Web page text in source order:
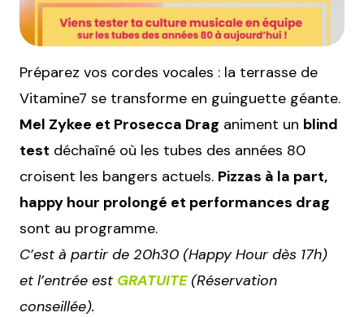
Préparez vos cordes vocales : la terrasse de
Vitamine7 se transforme en guinguette géante.
Mel Zykee et Prosecca Drag animent un blind
test déchaîné où les tubes des années 80
croisent les bangers actuels. Pizzas à la part,
happy hour prolongé et performances drag
sont au programme.
C’est à partir de 20h30 (Happy Hour dès 17h)
et l’entrée est GRATUITE(Réservation
conseillée).